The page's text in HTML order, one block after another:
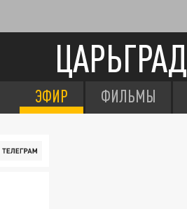
ЦАРЬГРАД
ЭФИР ФИЛЬМЫ